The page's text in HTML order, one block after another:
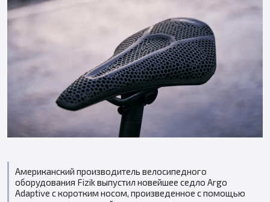
Американский производитель велосипедного
оборудования Fizik выпустил новейшее седло Argo
Adaptive с коротким носом, произведенное с помощью